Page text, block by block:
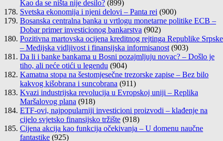
Kao da se ništa nije desilo? (899)
Svetska ekonomija i njeni delovi – Panta rei (900)
Bosanska centralna banka u vrtlogu monetarne politike ECB –
Dobar primer investicionog bankarstva (902)
Pozitivna martovska ocijena kreditnog rejtinga Republike Srpske
– Medijska vidljivost i finansijska informisanost (903)
Da li i banke bankama u Bosni pozajmljuju novac? – Došlo je
tiho, ali neće otići u legendu (904)
Kamatna stopa na šestomjesečne trezorske zapise – Bez bilo
kakvog kišobrana i suncobrana (911)
Kvazi industrijska revolucija u Evropskoj uniji – Replika
Maršalovog plana (918)
ETF-ovi, najpopularniji investicioni proizvodi – klađenje na
cijelo svjetsko finansijsko tržište (918)
Cijena akcija kao funkcija očekivanja – U domenu naučne
fantastike (925)